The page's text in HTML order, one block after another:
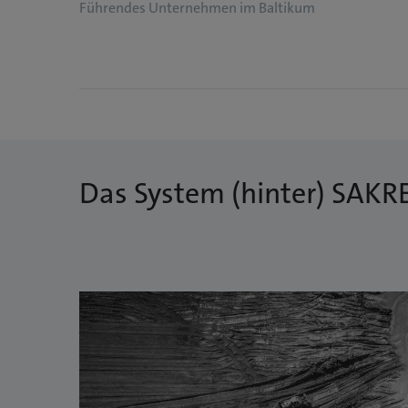
Führendes Unternehmen im Baltikum
Das System (hinter)